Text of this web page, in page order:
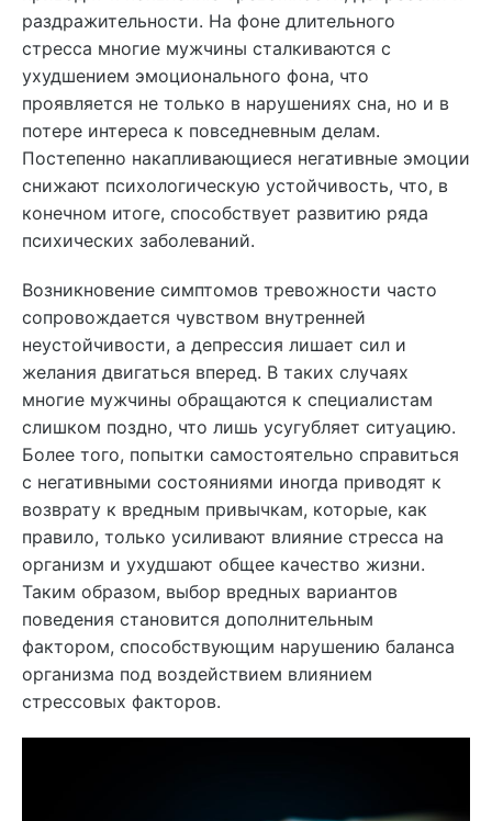
раздражительности. На фоне длительного
стресса многие мужчины сталкиваются с
ухудшением эмоционального фона, что
проявляется не только в нарушениях сна, но и в
потере интереса к повседневным делам.
Постепенно накапливающиеся негативные эмоции
снижают психологическую устойчивость, что, в
конечном итоге, способствует развитию ряда
психических заболеваний.
Возникновение симптомов тревожности часто
сопровождается чувством внутренней
неустойчивости, а депрессия лишает сил и
желания двигаться вперед. В таких случаях
многие мужчины обращаются к специалистам
слишком поздно, что лишь усугубляет ситуацию.
Более того, попытки самостоятельно справиться
с негативными состояниями иногда приводят к
возврату к вредным привычкам, которые, как
правило, только усиливают влияние стресса на
организм и ухудшают общее качество жизни.
Таким образом, выбор вредных вариантов
поведения становится дополнительным
фактором, способствующим нарушению баланса
организма под воздействием влиянием
стрессовых факторов.